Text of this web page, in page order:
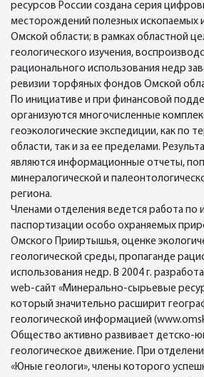
ресурсов России создана серия
месторождений полезных ископаемых
Омской области; в рамках областной
геологического изучения,
рационального использования недр
ревизии торфяных фондов Омской
По инициативе и при финансовой
организуются многочисленные
геоэкологические экспедиции, как по
области, так и за ее пределами.
являются информационные отчеты,
минералогической и
региона.
Членами отделения ведется работа по
паспортизации особо охраняемых
Омского Прииртышья, оценке
геологической среды, пропаганде
использования недр. В 2004 г.
web-сайт «Минерально-сырьевые
который значительно расширит
геологической информацией
Общество активно развивает детско-
геологическое движение. При
«Юные геологи», члены которого